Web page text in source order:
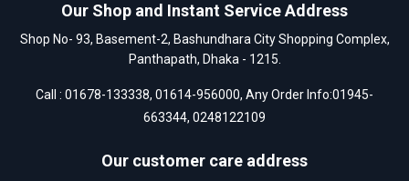
Our Shop and Instant Service Address
Shop No- 93, Basement-2, Bashundhara City Shopping Complex,
Panthapath, Dhaka - 1215.
Call : 01678-133338, 01614-956000, Any Order Info:01945-
663344, 0248122109
Our customer care address